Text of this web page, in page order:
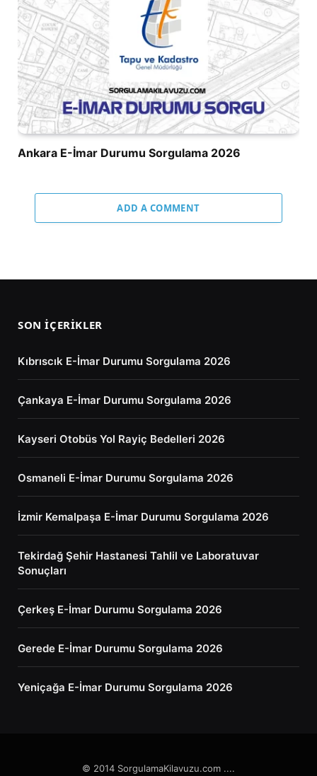
Ankara E-İmar Durumu Sorgulama 2026
ADD A COMMENT
SON İÇERIKLER
Kıbrıscık E-İmar Durumu Sorgulama 2026
Çankaya E-İmar Durumu Sorgulama 2026
Kayseri Otobüs Yol Rayiç Bedelleri 2026
Osmaneli E-İmar Durumu Sorgulama 2026
İzmir Kemalpaşa E-İmar Durumu Sorgulama 2026
Tekirdağ Şehir Hastanesi Tahlil ve Laboratuvar
Sonuçları
Çerkeş E-İmar Durumu Sorgulama 2026
Gerede E-İmar Durumu Sorgulama 2026
Yeniçağa E-İmar Durumu Sorgulama 2026
© 2014 SorgulamaKilavuzu.com ....